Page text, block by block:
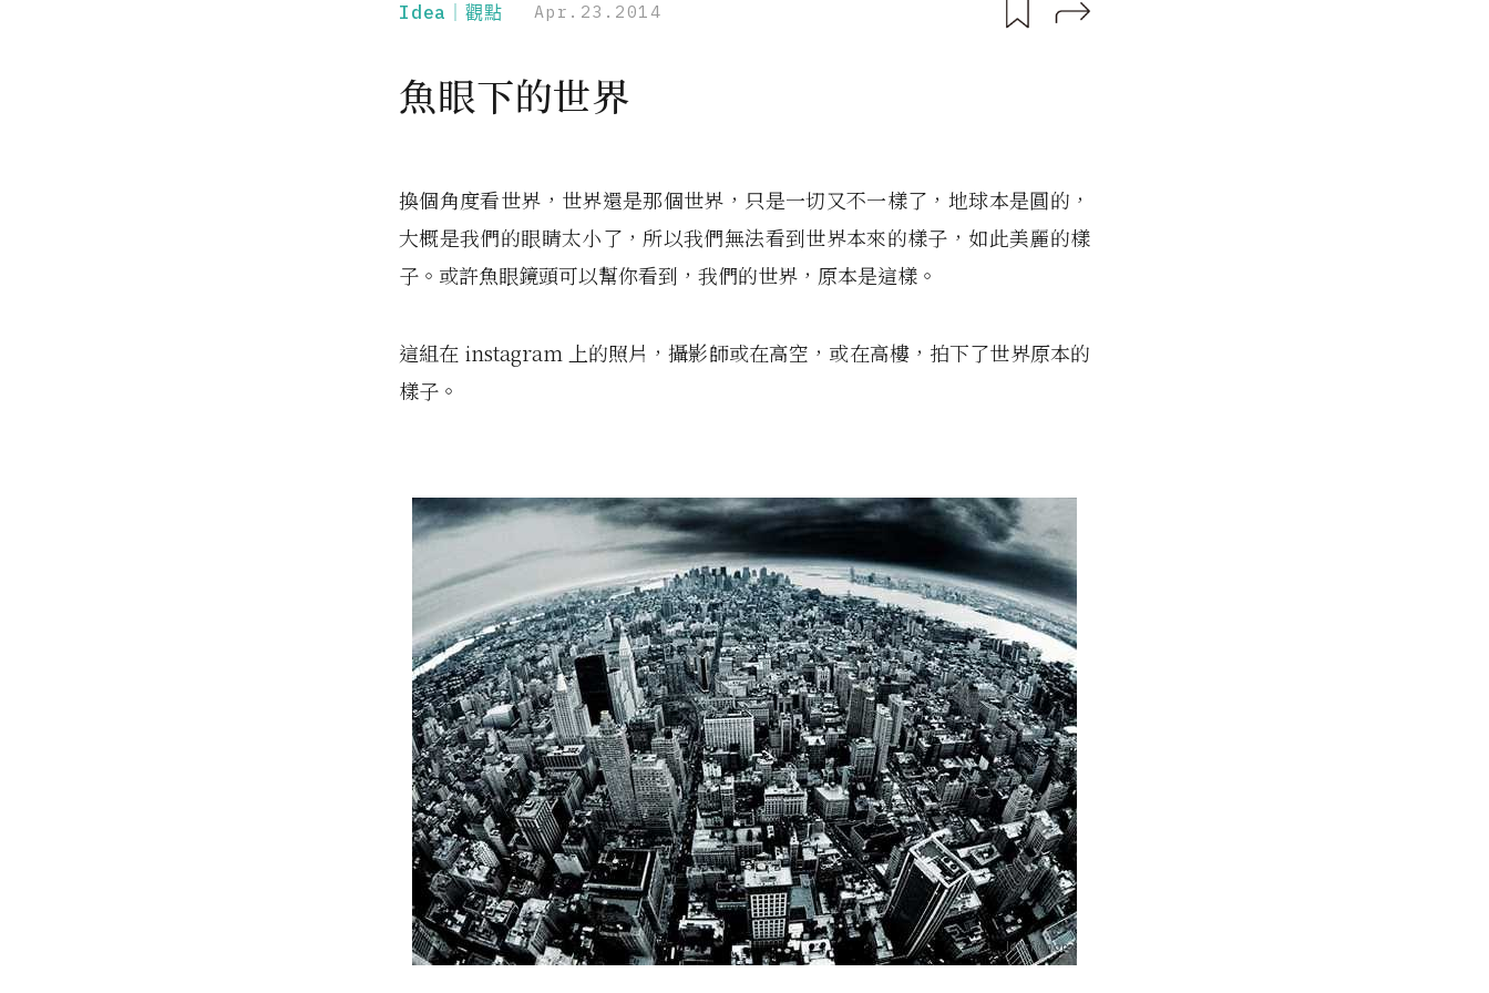
Idea｜觀點 Apr.23.2014
魚眼下的世界
換個角度看世界，世界還是那個世界，只是一切又不一樣了，地球本是圓的，
大概是我們的眼睛太小了，所以我們無法看到世界本來的樣子，如此美麗的樣
子。或許魚眼鏡頭可以幫你看到，我們的世界，原本是這樣。
這組在 instagram 上的照片，攝影師或在高空，或在高樓，拍下了世界原本的
樣子。